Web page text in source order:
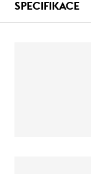
SPECIFIKACE